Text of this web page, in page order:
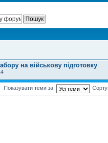
на військову підготовку
Показувати теми за: